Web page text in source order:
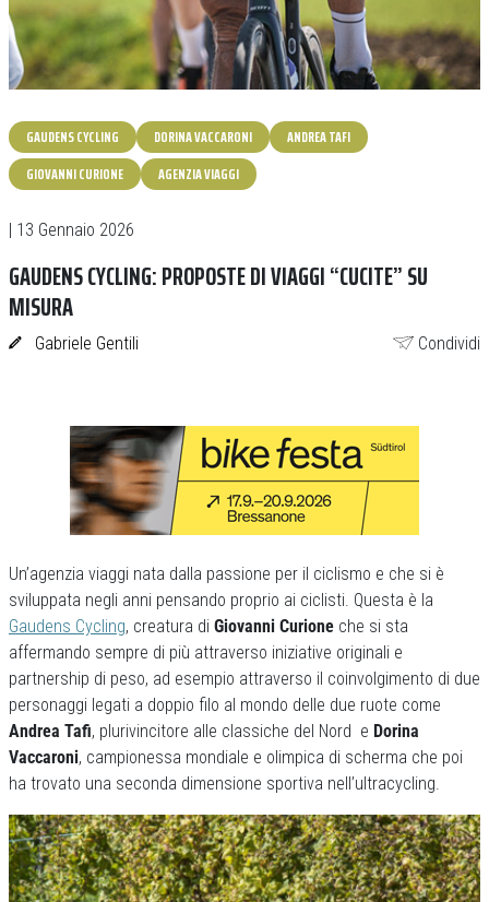
GAUDENS CYCLING DORINA VACCARONI
ANDREA TAFI
GIOVANNI CURIONE
AGENZIA VIAGGI
| 13 Gennaio 2026
GAUDENS CYCLING: PROPOSTE DI VIAGGI “CUCITE” SU
MISURA
Gabriele Gentili Condividi
Un’agenzia viaggi nata dalla passione per il ciclismo e che si è
sviluppata negli anni pensando proprio ai ciclisti. Questa è la
Gaudens Cycling, creatura di Giovanni Curione che si sta
affermando sempre di più attraverso iniziative originali e
partnership di peso, ad esempio attraverso il coinvolgimento di due
personaggi legati a doppio filo al mondo delle due ruote come
Andrea Tafi, plurivincitore alle classiche del Nord e Dorina
Vaccaroni, campionessa mondiale e olimpica di scherma che poi
ha trovato una seconda dimensione sportiva nell’ultracycling.